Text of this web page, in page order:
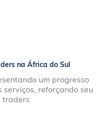
na África do Sul
um progresso
reforçando seu
traders